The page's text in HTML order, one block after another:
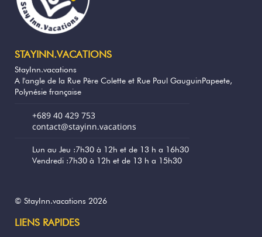
Un autre atout non négligeable : l’épicerie
située juste en face, très pratique pour vos
au rythme de l’île tout en restant autonome.
familles ou amis souhaitant combiner
confort, immersion locale et accès direct
aux merveilles naturelles de Bora Bora.
STAYINN.VACATIONS
StayInn.vacations
A l'angle de la Rue Père Colette et Rue Paul GauguinPapeete,
Polynésie française
+689 40 429 753
contact@stayinn.vacations
Lun au Jeu :7h30 à 12h et de 13 h a 16h30
Vendredi :7h30 à 12h et de 13 h a 15h30
© StayInn.vacations 2026
LIENS RAPIDES